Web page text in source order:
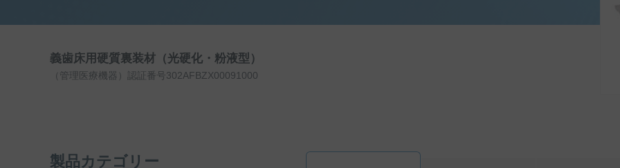
義歯床用硬質裏装材（光硬化・粉液型）
（管理医療機器）認証番号302AFBZX00091000
製品カテゴリー